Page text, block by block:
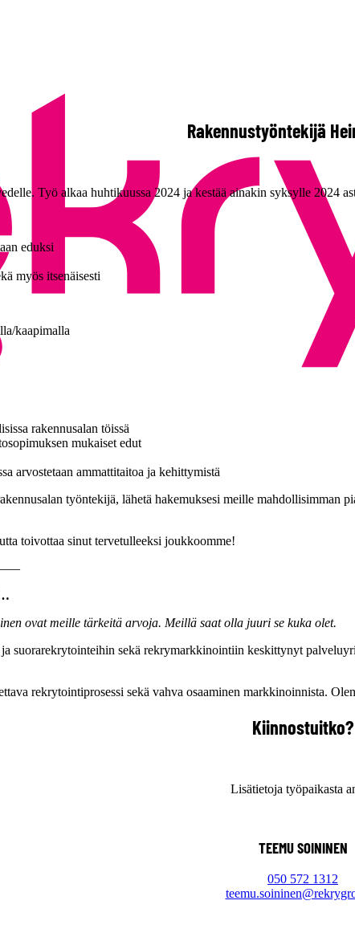
Rakennustyöntekijä
Työ alkaa huhtikuussa 2024 ja kestää ainakin syksylle 2024
eduksi
myös itsenäisesti
kaapimalla
rakennusalan töissä
mukaiset edut
arvostetaan ammattitaitoa ja kehittymistä
työntekijä, lähetä hakemuksesi meille
toivottaa sinut tervetulleeksi joukkoomme!
ovat meille tärkeitä arvoja. Meillä saat olla juuri se kuka olet.
suorarekrytointeihin sekä rekrymarkkinointiin keskittynyt
rekrytointiprosessi sekä vahva osaaminen markkinoinnista.
Kiinnostuitko?
Lisätietoja työpaikasta
TEEMU SOININEN
050 572 1312